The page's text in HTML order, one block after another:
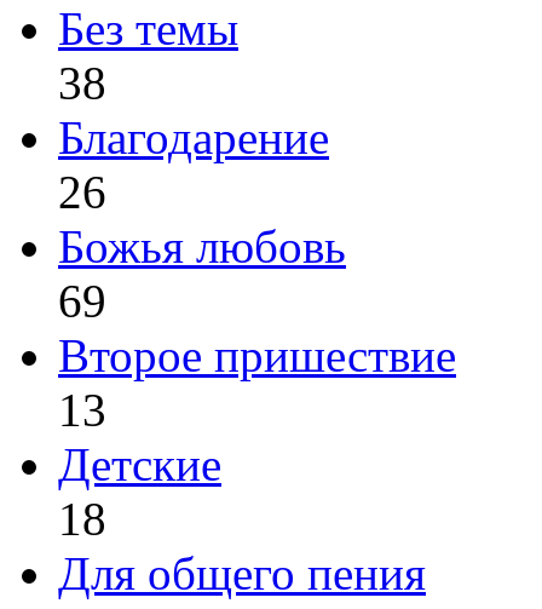
Без темы
38
Благодарение
26
Божья любовь
69
Второе пришествие
13
Детские
18
Для общего пения